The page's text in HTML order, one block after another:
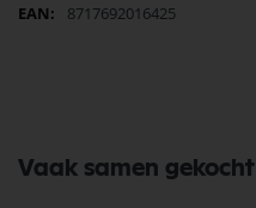
Meer
8717692016425
Vaak samen gekocht